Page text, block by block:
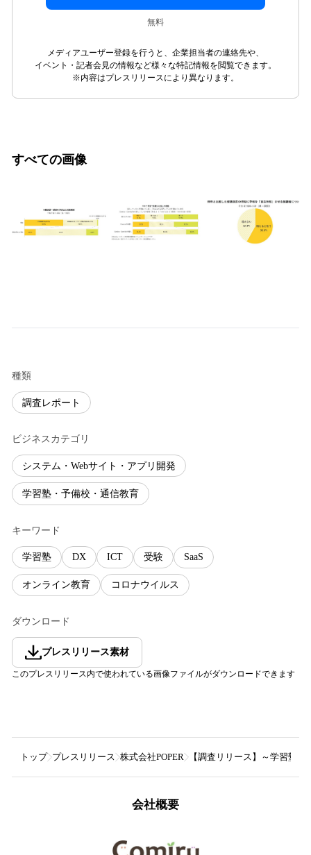
無料
メディアユーザー登録を行うと、企業担当者の連絡先や、
イベント・記者会見の情報など様々な特記情報を閲覧できます。
※内容はプレスリリースにより異なります。
すべての画像
種類
調査レポート
ビジネスカテゴリ
システム・Webサイト・アプリ開発
学習塾・予備校・通信教育
キーワード
学習塾 DX ICT 受験 SaaS
オンライン教育 コロナウイルス
ダウンロード
プレスリリース素材
このプレスリリース内で使われている画像ファイルがダウンロードできます
トップ プレスリリース 株式会社POPER 【調査リリース】～学習塾
会社概要